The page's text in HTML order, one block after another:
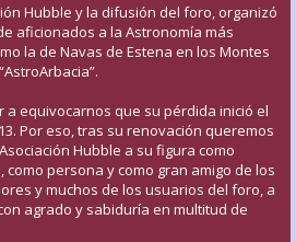
Hubble y la difusión del foro, organizó
aficionados a la Astronomía más
la de Navas de Estena en los Montes
a equivocarnos que su pérdida inició el
Por eso, tras su renovación queremos
Hubble a su figura como
persona y como gran amigo de los
y muchos de los usuarios del foro, a
agrado y sabiduría en multitud de